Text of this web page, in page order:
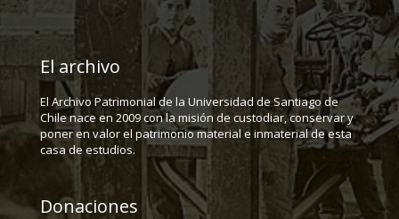
El archivo
El Archivo Patrimonial de la Universidad de Santiago de
Chile nace en 2009 con la misión de custodiar, conservar y
poner en valor el patrimonio material e inmaterial de esta
casa de estudios.
Donaciones